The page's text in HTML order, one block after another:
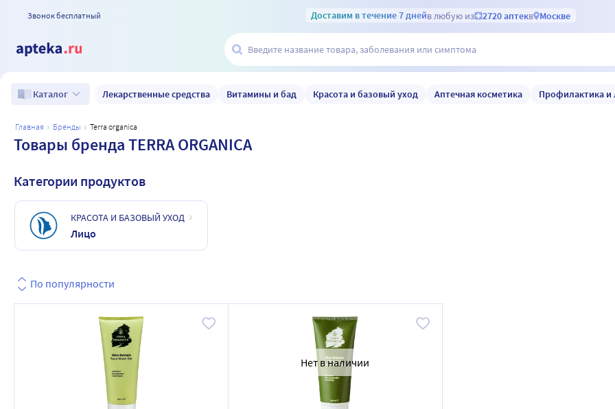
Звонок бесплатный Доставим в течение 7 днейв любую из 2720 аптекв Москве
Каталог Лекарственные средства Витамины и бад Красота и базовый уход Аптечная косметика Профилактика и
главная бренды terra organica
Товары бренда TERRA ORGANICA
Категории продуктов
КРАСОТА И БАЗОВЫЙ УХОД
Лицо
По популярности
Нет в наличии